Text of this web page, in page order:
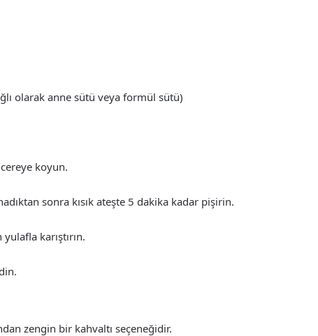
olarak anne sütü veya formül sütü)
koyun.
sonra kısık ateşte 5 dakika kadar pişirin.
karıştırın.
zengin bir kahvaltı seçeneğidir.